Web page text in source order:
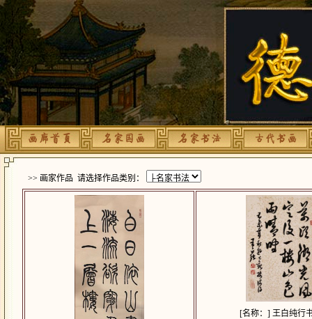
>> 画家作品 请选择作品类别：
[名称：]王白纯行